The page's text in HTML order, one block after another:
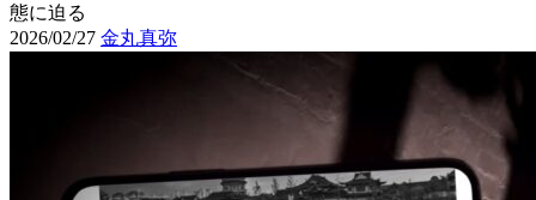
態に迫る
2026/02/27 金丸真弥